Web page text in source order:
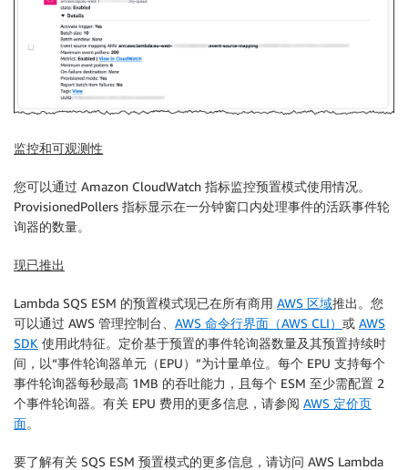
监控和可观测性
您可以通过 Amazon CloudWatch 指标监控预置模式使用情况。
ProvisionedPollers 指标显示在一分钟窗口内处理事件的活跃事件轮
询器的数量。
现已推出
Lambda SQS ESM 的预置模式现已在所有商用 AWS 区域推出。您
可以通过 AWS 管理控制台、 AWS 命令行界面（AWS CLI） 或 AWS
SDK 使用此特征。定价基于预置的事件轮询器数量及其预置持续时
间，以“事件轮询器单元（EPU）”为计量单位。每个 EPU 支持每个
事件轮询器每秒最高 1MB 的吞吐能力，且每个 ESM 至少需配置 2
个事件轮询器。有关 EPU 费用的更多信息，请参阅 AWS 定价页
面。
要了解有关 SQS ESM 预置模式的更多信息，请访问 AWS Lambda